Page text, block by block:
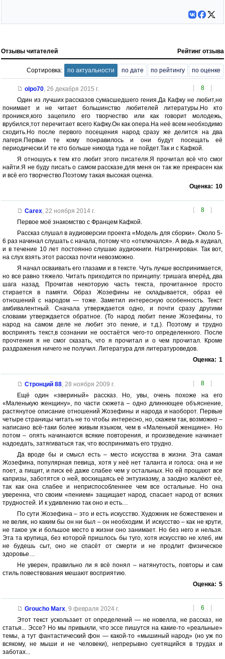
Отзывы читателей Рейтинг отзыва
Сортировка: по актуальности по дате по рейтингу по оценке
[ 8 ]
olpo70, 26 декабря 2015 г.
Один из лучших рассказов сумасшедшего гения.Да Кафку не любит,не
понимает и не читает большинство любителей литературы.Но кто
проникся,кого зацепило его творчество или как говорит молодежь,
врубился,тот перечитает всего Кафку.Он как опера.На неё всем необходимо
сходить.Но после первого посещения народ сразу же делится на два
лагеря.Первые те кому понравилось и они будут посещать её
периодически.И те кто больше никогда туда не пойдет.Так и с Кафкой.
Я отношусь к тем кто любит этого писателя.Я прочитал всё что смог
найти.Я не буду писать о самом рассказе,для меня он так же прекрасен как
и всё его творчество.Поэтому такая высокая оценка.
Оценка: 10
[ 8 ]
Carex, 22 ноября 2014 г.
Первое моё знакомство с Францем Кафкой.
Рассказ слушал в аудиоверсии проекта «Модель для сборки». Около 5-
6 раз начинал слушать с начала, потому что «отключался». А ведь я аудиал,
и в течение 10 лет постоянно слушаю аудиокниги. Натренирован. Так вот,
на слух взять этот рассказ почти невозможно.
Я начал осваивать его глазами и в тексте. Чуть лучше воспринимается,
но все равно тяжело. Читать приходится по принципу: тришага вперёд, два
шага назад. Прочитав некоторую часть текста, прочитанное просто
стирается в памяти. Образ Жозефины не складывается, образ её
отношений с народом — тоже. Заметил интересную особенность. Текст
амбивалентный. Сначала утверждается одно, и почти сразу другими
словами утверждается обратное. (То народ любит пение Жозефины, то
народ на самом деле не любит это пение, и т.д.). Поэтому и трудно
воспринять текст,в сознании не оостаётся чего-то определенного. После
прочтения я не смог сказать, что я прочитал и о чем прочитал. Кроме
раздражения ничего не получил. Литература для литературоведов.
Оценка: 1
[ 8 ]
Стронций 88, 28 ноября 2009 г.
Ещё один «звериный» рассказ. Но, увы, очень похоже на его
«Маленькую женщину», по части сюжета – одно длиннющее объяснение,
растянутое описание отношений Жозефины и народа и наоборот. Первые
четыре страницы читать не то чтобы интересно, но, скажем так, возможно –
написано всё-таки более живым языком, чем в «Маленькой женщине». Но
потом – опять начинаются всякие повторения, и произведение начинает
надоедать, затягиваться так, что воспринимать его трудно.
Да вроде бы и смысл есть – место искусства в жизни. Эта самая
Жозефина, популярная певица, хотя у неё нет таланта и голоса: она и не
поет, а пищит, и писк её даже слабее чем у остальных. Но ей прощают все
капризы, заботятся о ней, восхищаясь её энтузиазму, а заодно жалёют её,
так как она слабее и неприспособленнее чем все остальные. Но она
уверенна, что своим «пением» защищает народ, спасает народ от всяких
трудностей. И к удивлению так оно и есть…
По сути Жозефина – это и есть искусство. Художник не божественен и
не велик, но каким бы он ни был – он необходим. И искусство – как не крути,
не такое уж и большое место в жизни оно занимает. Но без него и нельзя.
Эта та крупица, без которой пришлось бы туго, хотя искусство не хлеб, им
не будешь сыт, оно не спасёт от смерти и не продлит физическое
здоровье…
Не уверен, правильно ли я всё понял – натянутость, повторы и сам
стиль повествования мешают восприятию.
Оценка: 5
[ 6 ]
Groucho Marx, 9 февраля 2024 г.
Этот текст ускользает от определений — не новелла, не рассказ, не
статья... Эссе? Но мы привыкли, что эссе пишутся на какие-то «реальные»
темы, а тут фантастический фон — какой-то «мышиный народ» (но уж по
всякому, не мыши и не человеки), непрерывно суетящийся в трудах и
заботах...